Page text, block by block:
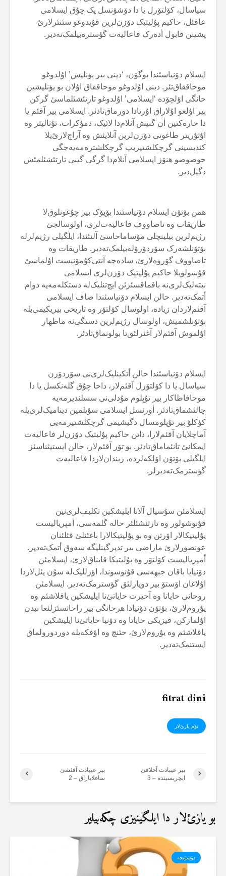
سیاسال، کۆلتۆرل یا دا دۆشۆنسل پک چۇق ایسلامی
عاقئل، حاکیم پۇلیتیک دۆزن‌لرین قۇیدوغو سئنئرلارئ
پشینن قابول أدەرک فاعالیەت گؤسترەبیلمک‌تەدیر.
ایسلام دۆنیاسئندا بوگۆن، ‘دینی بیر یؤنلیش’ اۇلدوغو
موحاققاق‌تئر. دینی اۇلدوغو موحاققاق اۇلان بو یؤنلیشین
حانگی اؤلچۆدە ‘ایسلامی’ اۇلدوغو تارتئشئلماسئ گرکن
بیر اۇلغو اۇلاراق اۇرتادا دورماق‌تادئر. ایسلامی بیر آقئم یا
دا حارەکتین أن گنیش آنلام‌دا لائیک، دمۇکرات، تۇتالیتر وە
اۇتۇریتر طاغوتی دۆزن‌لرین آنلایئش وە آراچ‌لارئ‌یلا
کندیسینی گرچکلشتیریپ گرچکلشترەمەیەجگی
حوصوصو هنۆز ایسلامی آنلام‌دا گرگی گیبی تارتئشئلمئش
دگیل‌دیر.
همن بۆتۆن ایسلام دۆنیاسئندا بۆیۆک بیر چۇغونلوق‌لا
طاریقات وە تاصاووف فاعالیەت‌لری، اولوسالجئ
رژیم‌لرین بیلینچلی مۆساماحاسئ آلتئندا، ایلگیلی رژیم‌لرلە
بۆتۆنلشەرک سۆردۆرۆلەبیلمک‌تەدیر. طاریقات وە
تاصاووف گۆروەلارئ، سادەجە آنتی‌کۇمۆنیست اۇلماسئ
قۇشولویلا حاکیم پۇلیتیک دۆزن‌لری ایسلامی
نیتەلیک‌لری‌نە باقماقسئزئن ایچ‌تنلیک‌لە دستکلەمەیە دوام
أتمک‌تەدیر. حالن ایسلام دۆنیاسئندا صاف ایسلامی
آقئم‌لاردان زیادە، اولوسال کۆلتۆر وە تاریحی بیریکیمی‌یلە
بۆتۆنلشمیش، اولوسال رژیم‌لرین دستگی‌نە ماظهار
اۇلموش آقئم‌لار آغئرلئق‌تا بولونماق‌تادئر.
ایسلام دۆنیاسئندا حالن أتکینلیک‌لری‌نی سۆردۆرن
سیاسال یا دا کۆلتۆرل آقئم‌لار، داحا چۇق گلەنکسل یا دا
موحافاظاکار بیر تۇپلوم مۇدلی‌نی سسلندیرمەیە
چالئشماق‌تادئر. أورنسل ایسلامی سؤیلمین دینامیک‌لری‌یلە
کؤکلۆ بیر تۇپلومسال دگیشیمی گرچکلشتیرمەیی
آماچلایان آقئم‌لارا، ذاتن حاکیم پۇلیتیک دۆزن‌لر فاعالیەت
ایمکانئ تانئماماق‌تادئر. بو تۆر آقئم‌لار، حالن ایستیثناسئز
ایلگیلی بۆتۆن اۆلکەلردە، زیندان‌لاردا فاعالیەت
گؤسترمک‌تەدیرلر.
ایسلامئن سۇسیال آلانا ایلیشکین تکلیف‌لری‌نین
قۇنوشولور وە تارتئشئلئر حالە گلمەسی، أمپریالیست
پۇلیتیکالار اۆرتن وە بو پۇلیتیکالارا باغئنلئ قئلئنان
عونصورلارئ ماراضی بیر تدیرگینلیگە سەوق أتمک‌تەدیر.
أمپریالیست کۆلتۆر وە پۇلیتیکا قایناق‌لارئ، ایسلامئن
دۆنیایا باقان جبهەسی قۇنوسوندا، اؤزللیک‌لە سۇن یئل‌لاردا
اۇلاغان اۆستۆ بیر دویارلئق گؤسترمک‌تەدیر. ایسلامئن
روحانی حایاتا وە آحیرت حایاتئ‌نا ایلیشکین یاقلاشئم وە
یۇروم‌لارئ، بۆتۆن دۆنیادا هرحانگی بیر راحاتسئزلئغا نیدن
اۇلمازکن، فیزیکی حایاتا وە دۆنیا حایاتئ‌نا ایلیشکین
یاقلاشئم وە یۇروم‌لارئ، حئنچ وە اؤفکەیلە دوردورولماق
ایستنمک‌تەدیر.
fitrat dini
تۆم یازئ‌لار
بیر عیبادت آقئشئ
ساغلایاراق – 2
بیر عیبادت آحلاقئ
ایچریسیندە – 3
بو یازئ‌لار دا ایلگینیزی چکەبیلیر
دۆشۆنجە